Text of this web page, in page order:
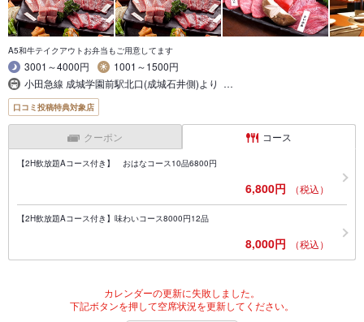
A5和牛テイクアウトお弁当もご用意してます
3001～4000円
1001～1500円
小田急線 成城学園前駅北口(成城石井側)より …
口コミ投稿特典対象店
クーポン コース
【2H飲放題Aコース付き】 おはなコース10品6800円
6,800円 （税込）
【2H飲放題Aコース付き】味わいコース8000円12品
8,000円 （税込）
カレンダーの更新に失敗しました。
下記ボタンを押して空席状況を更新してください。